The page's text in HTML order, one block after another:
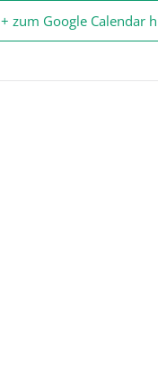
+ zum Google Calendar